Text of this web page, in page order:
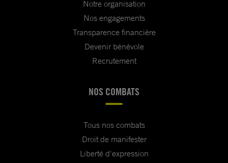
Notre organisation
Nos engagements
Transparence financière
Devenir bénévole
Recrutement
NOS COMBATS
Tous nos combats
Droit de manifester
Liberté d'expression